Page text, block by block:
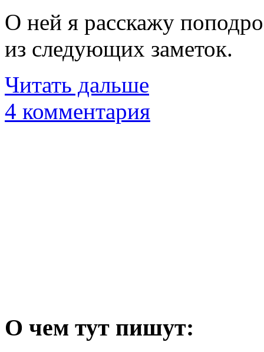
О ней я расскажу
из следующих заметок.
Читать дальше
4 комментария
О чем тут пишут: